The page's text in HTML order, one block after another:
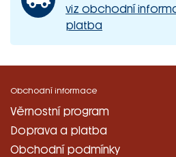
viz obchodní
platba
Obchodní informace
Věrnostní program
Doprava a platba
Obchodní podmínky